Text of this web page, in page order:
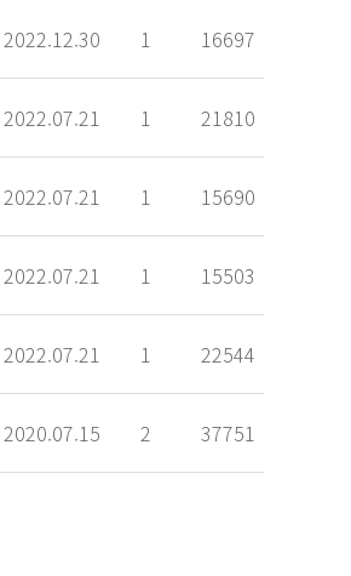
2022.12.30 1 16697
2022.07.21 1 21810
2022.07.21 1 15690
2022.07.21 1 15503
2022.07.21 1 22544
2020.07.15 2 37751